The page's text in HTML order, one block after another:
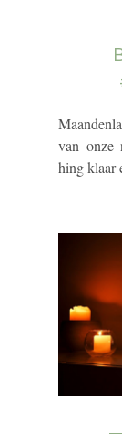
van onze
hing klaar